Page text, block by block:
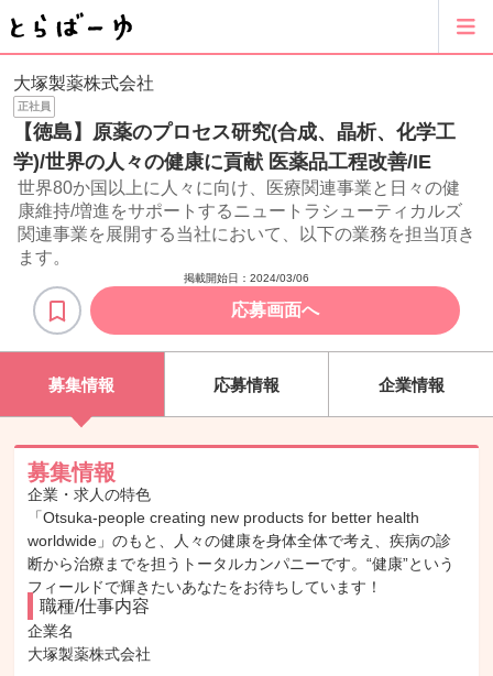
大塚製薬株式会社
正社員
【徳島】原薬のプロセス研究(合成、晶析、化学工
学)/世界の人々の健康に貢献 医薬品工程改善/IE
世界80か国以上に人々に向け、医療関連事業と日々の健
康維持/増進をサポートするニュートラシューティカルズ
関連事業を展開する当社において、以下の業務を担当頂き
ます。
掲載開始日： 2024/03/06
応募画面へ
募集情報 応募情報 企業情報
募集情報
企業・求人の特色
「Otsuka-people creating new products for better health
worldwide」のもと、人々の健康を身体全体で考え、疾病の診
断から治療までを担うトータルカンパニーです。“健康”という
フィールドで輝きたいあなたをお待ちしています！
職種/仕事内容
企業名
大塚製薬株式会社